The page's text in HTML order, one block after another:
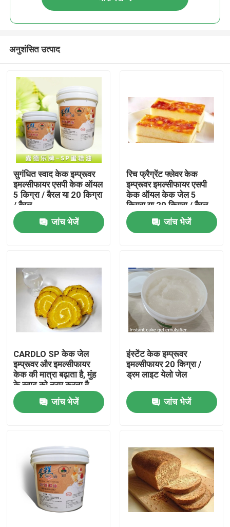
घर
वीडियो
वीआर शो
हमारे बारे में
कारखाना भ्रमण
संपर्क करें
समाचार
अनुशंसित उत्पाद
सुगंधित स्वाद केक इम्प्रूवर
इमल्सीफायर एसपी केक ऑयल
5 किग्रा / बैरल या 20 किग्रा
/ बैरल
जांच भेजें
रिच फ्रैग्रेंट फ्लेवर केक
इम्प्रूवर इमल्सीफायर एसपी
केक ऑयल केक जेल 5
किग्रा या 20 किग्रा / बैरल
जांच भेजें
CARDLO SP केक जेल
इम्प्रूवर और इमल्सीफायर
केक की मात्रा बढ़ाता है, मुंह
के स्वाद को नरम करता है
जांच भेजें
इंस्टेंट केक इम्प्रूवर
इमल्सीफायर 20 किग्रा /
ड्रम लाइट येलो जेल
जांच भेजें